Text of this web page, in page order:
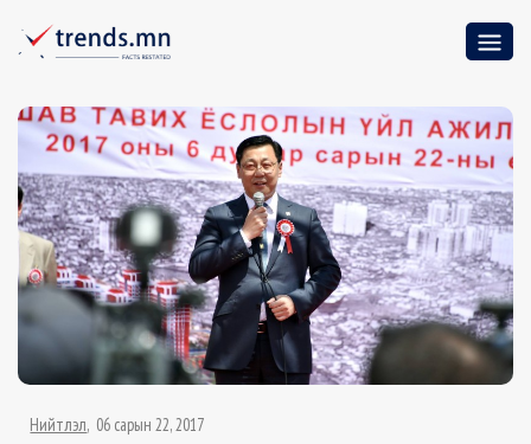
Нийтлэл 06 сарын 22, 2017